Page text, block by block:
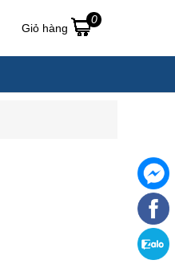
Giỏ hàng
0